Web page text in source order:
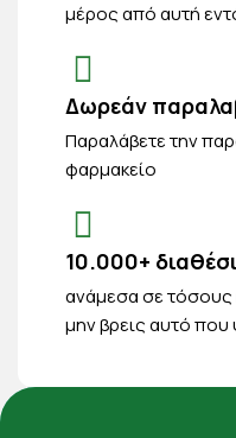
μέρος από αυτή
Δωρεάν
Παραλάβετε την
φαρμακείο
10.000+
ανάμεσα σε τόσους
μην βρεις αυτό που